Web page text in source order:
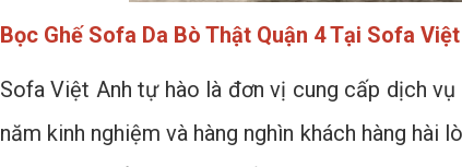
Bọc Ghế Sofa Da Bò Thật Quận 4 Tại Sofa
Sofa Việt Anh tự hào là đơn vị cung cấp dịch
năm kinh nghiệm và hàng nghìn khách hàng hài